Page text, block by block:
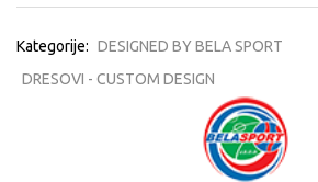
Kategorije: DESIGNED BY BELA SPORT
DRESOVI - CUSTOM DESIGN